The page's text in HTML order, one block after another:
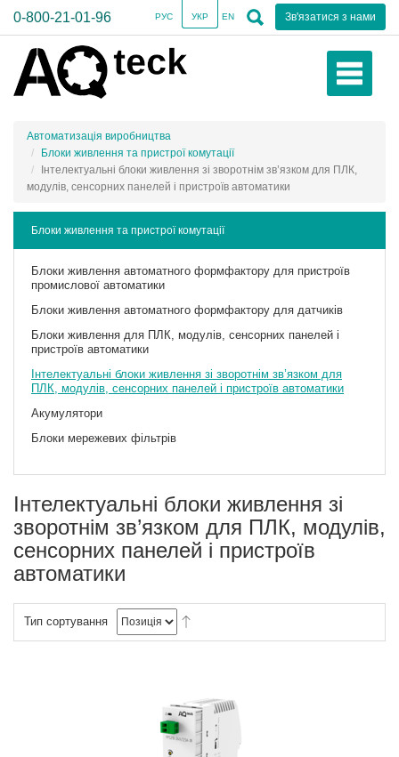
0-800-21-01-96 Зв'язатися з нами
РУС УКР EN
Автоматизація виробництва
Блоки живлення та пристрої комутації
Інтелектуальні блоки живлення зі зворотнім зв’язком для ПЛК,
модулів, сенсорних панелей і пристроїв автоматики
Блоки живлення та пристрої комутації
Блоки живлення автоматного формфактору для пристроїв
промислової автоматики
Блоки живлення автоматного формфактору для датчиків
Блоки живлення для ПЛК, модулів, сенсорних панелей і
пристроїв автоматики
Інтелектуальні блоки живлення зі зворотнім зв’язком для
ПЛК, модулів, сенсорних панелей і пристроїв автоматики
Акумулятори
Блоки мережевих фільтрів
Інтелектуальні блоки живлення зі
зворотнім зв’язком для ПЛК, модулів,
сенсорних панелей і пристроїв
автоматики
Тип сортування